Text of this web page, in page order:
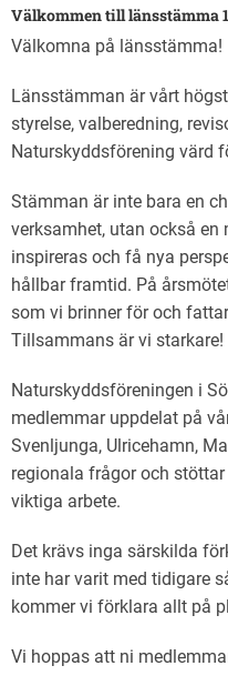
Välkommen till länsstämma
Välkomna på länsstämma!
Länsstämman är vårt
styrelse, valberedning,
Naturskyddsförening värd
Stämman är inte bara en
verksamhet, utan också
inspireras och få nya
hållbar framtid. På
som vi brinner för och
Tillsammans är vi starkare!
Naturskyddsföreningen i
medlemmar uppdelat på
Svenljunga, Ulricehamn,
regionala frågor och
viktiga arbete.
Det krävs inga särskilda
inte har varit med tidigare
kommer vi förklara allt på
Vi hoppas att ni